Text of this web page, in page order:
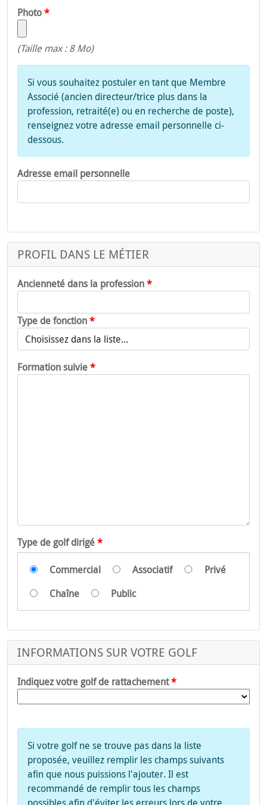
Photo
(Taille max : 8 Mo)
Si vous souhaitez postuler en tant que Membre
Associé (ancien directeur/trice plus dans la
profession, retraité(e) ou en recherche de poste),
renseignez votre adresse email personnelle ci-
dessous.
Adresse email personnelle
PROFIL DANS LE MÉTIER
Ancienneté dans la profession
Type de fonction
Formation suivie
Type de golf dirigé
Commercial Associatif
Privé
Chaîne
Public
INFORMATIONS SUR VOTRE GOLF
Indiquez votre golf de rattachement
Si votre golf ne se trouve pas dans la liste
proposée, veuillez remplir les champs suivants
afin que nous puissions l'ajouter. Il est
recommandé de remplir tous les champs